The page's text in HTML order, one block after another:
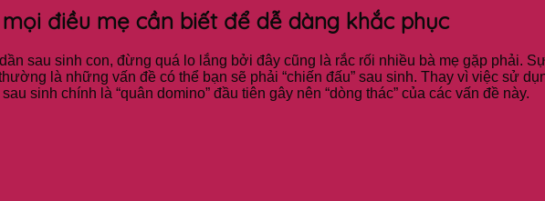
điều mẹ cần biết để dễ dàng khắc phục
sau sinh con, đừng quá lo lắng bởi đây cũng là rắc rối nhiều bà mẹ gặp phải.
là những vấn đề có thể bạn sẽ phải “chiến đấu” sau sinh. Thay vì việc sử
sinh chính là “quân domino” đầu tiên gây nên “dòng thác” của các vấn đề này.